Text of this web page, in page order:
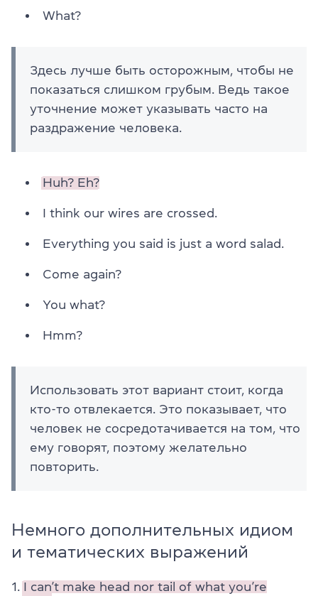
What?
Здесь лучше быть осторожным, чтобы не
показаться слишком грубым. Ведь такое
уточнение может указывать часто на
раздражение человека.
Huh? Eh?
I think our wires are crossed.
Everything you said is just a word salad.
Come again?
You what?
Hmm?
Использовать этот вариант стоит, когда
кто-то отвлекается. Это показывает, что
человек не сосредотачивается на том, что
ему говорят, поэтому желательно
повторить.
Немного дополнительных идиом
и тематических выражений
1. I can’t make head nor tail of what you’re